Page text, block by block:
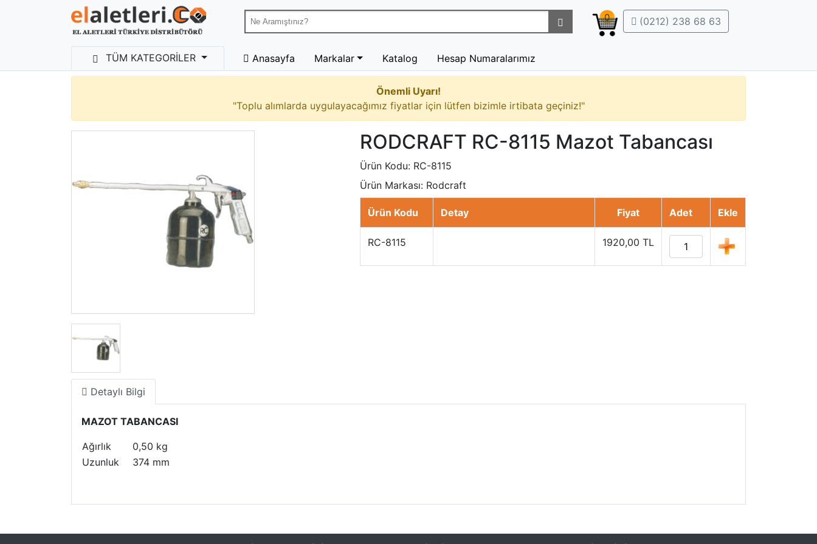
0 (0212) 238 68 63
TÜM KATEGORİLER Anasayfa Markalar Katalog Hesap Numaralarımız
Önemli Uyarı!
"Toplu alımlarda uygulayacağımız fiyatlar için lütfen bizimle irtibata geçiniz!"
RODCRAFT RC-8115 Mazot Tabancası
Ürün Kodu: RC-8115
Ürün Markası: Rodcraft
Ürün Kodu Detay Fiyat Adet Ekle
RC-8115 1920,00 TL
Detaylı Bilgi
MAZOT TABANCASI
Ağırlık
0,50 kg
Uzunluk
374 mm